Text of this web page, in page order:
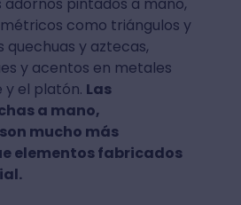
como triángulos y
quechuas y aztecas,
y acentos en metales
el platón. Las
a mano,
mucho más
elementos fabricados